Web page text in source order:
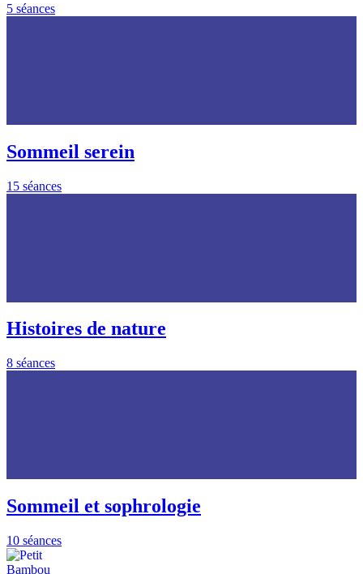
5 séances
Sommeil serein
15 séances
Histoires de nature
8 séances
Sommeil et sophrologie
10 séances